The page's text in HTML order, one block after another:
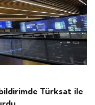
Türksat ile